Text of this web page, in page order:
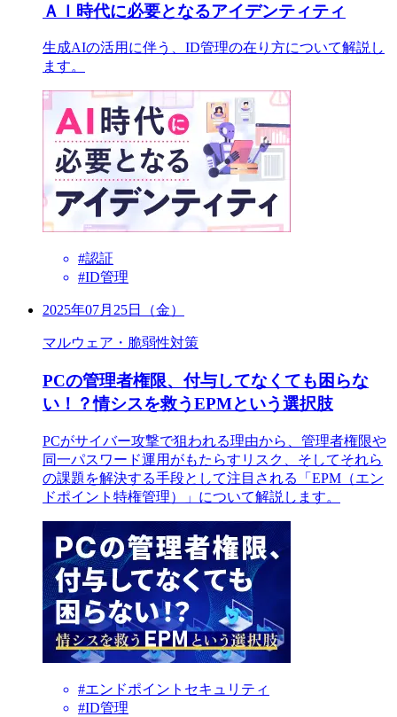
ＡＩ時代に必要となるアイデンティティ
生成AIの活用に伴う、ID管理の在り方について解説し
ます。
#認証
#ID管理
2025年07月25日（金）
マルウェア・脆弱性対策
PCの管理者権限、付与してなくても困らな
い！？情シスを救うEPMという選択肢
PCがサイバー攻撃で狙われる理由から、管理者権限や
同一パスワード運用がもたらすリスク、そしてそれら
の課題を解決する手段として注目される「EPM（エン
ドポイント特権管理）」について解説します。
#エンドポイントセキュリティ
#ID管理